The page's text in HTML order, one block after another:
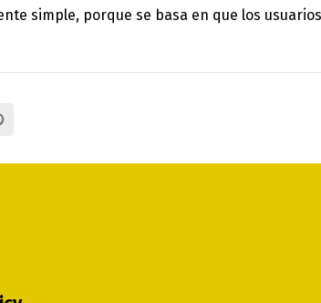
simple, porque se basa en que los